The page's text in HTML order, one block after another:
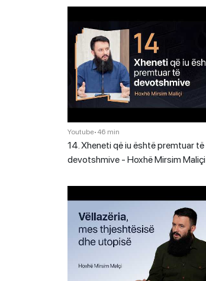
Youtube• 46 min
14. Xheneti që iu është premtuar të
devotshmive - Hoxhë Mirsim Maliçi